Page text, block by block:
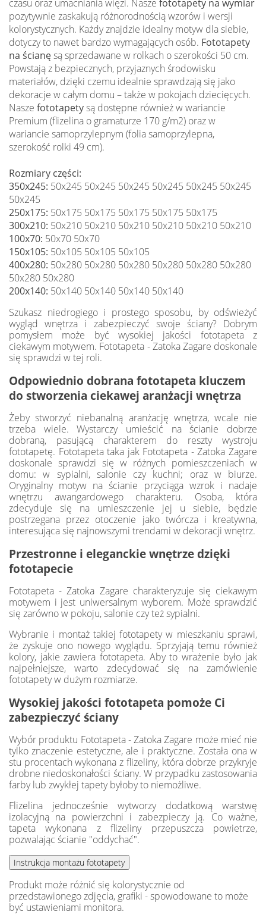
czasu oraz umacniania więzi. Nasze fototapety na wymiar
pozytywnie zaskakują różnorodnością wzorów i wersji
kolorystycznych. Każdy znajdzie idealny motyw dla siebie,
dotyczy to nawet bardzo wymagających osób. Fototapety
na ścianęsą sprzedawane w rolkach o szerokości 50 cm.
Powstają z bezpiecznych, przyjaznych środowisku
materiałów, dzięki czemu idealnie sprawdzają się jako
dekoracje w całym domu – także w pokojach dziecięcych.
Nasze fototapetysą dostępne również w wariancie
Premium (flizelina o gramaturze 170 g/m2) oraz w
wariancie samoprzylepnym (folia samoprzylepna,
szerokość rolki 49 cm).
Rozmiary części:
350x245: 50x245 50x245 50x245 50x245 50x245 50x245
50x245
250x175: 50x175 50x175 50x175 50x175 50x175
300x210: 50x210 50x210 50x210 50x210 50x210 50x210
100x70: 50x70 50x70
150x105: 50x105 50x105 50x105
400x280: 50x280 50x280 50x280 50x280 50x280 50x280
50x280 50x280
200x140: 50x140 50x140 50x140 50x140
Szukasz niedrogiego i prostego sposobu, by odświeżyć
wygląd wnętrza i zabezpieczyć swoje ściany? Dobrym
pomysłem może być wysokiej jakości fototapeta z
ciekawym motywem. Fototapeta - Zatoka Zagare doskonale
się sprawdzi w tej roli.
Odpowiednio dobrana fototapeta kluczem
do stworzenia ciekawej aranżacji wnętrza
Żeby stworzyć niebanalną aranżację wnętrza, wcale nie
trzeba wiele. Wystarczy umieścić na ścianie dobrze
dobraną, pasującą charakterem do reszty wystroju
fototapetę. Fototapeta taka jak Fototapeta - Zatoka Zagare
doskonale sprawdzi się w różnych pomieszczeniach w
domu: w sypialni, salonie czy kuchni; oraz w biurze.
Oryginalny motyw na ścianie przyciąga wzrok i nadaje
wnętrzu awangardowego charakteru. Osoba, która
zdecyduje się na umieszczenie jej u siebie, będzie
postrzegana przez otoczenie jako twórcza i kreatywna,
interesująca się najnowszymi trendami w dekoracji wnętrz.
Przestronne i eleganckie wnętrze dzięki
fototapecie
Fototapeta - Zatoka Zagare charakteryzuje się ciekawym
motywem i jest uniwersalnym wyborem. Może sprawdzić
się zarówno w pokoju, salonie czy też sypialni.
Wybranie i montaż takiej fototapety w mieszkaniu sprawi,
że zyskuje ono nowego wyglądu. Sprzyjają temu również
kolory, jakie zawiera fototapeta. Aby to wrażenie było jak
najpełniejsze, warto zdecydować się na zamówienie
fototapety w dużym rozmiarze.
Wysokiej jakości fototapeta pomoże Ci
zabezpieczyć ściany
Wybór produktu Fototapeta - Zatoka Zagare może mieć nie
tylko znaczenie estetyczne, ale i praktyczne. Została ona w
stu procentach wykonana z flizeliny, która dobrze przykryje
drobne niedoskonałości ściany. W przypadku zastosowania
farby lub zwykłej tapety byłoby to niemożliwe.
Flizelina jednocześnie wytworzy dodatkową warstwę
izolacyjną na powierzchni i zabezpieczy ją. Co ważne,
tapeta wykonana z flizeliny przepuszcza powietrze,
pozwalając ścianie "oddychać".
Produkt może różnić się kolorystycznie od
przedstawionego zdjęcia, grafiki - spowodowane to może
być ustawieniami monitora.